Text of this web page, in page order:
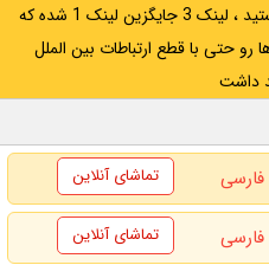
اگر از ایران به آدرس مخفی متصل هستید ، لینک 3 جایگزین لینک 1 شده که
حتی با قطع ارتباطات بین الملل
داشت
فارسی تماشای آنلاین
فارسی تماشای آنلاین